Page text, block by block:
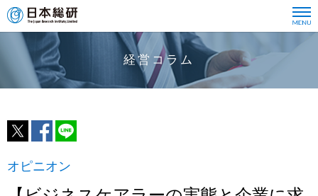
経営コラム
オピニオン